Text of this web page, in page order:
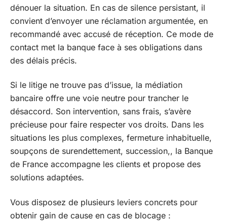
dénouer la situation. En cas de silence persistant, il
convient d’envoyer une réclamation argumentée, en
recommandé avec accusé de réception. Ce mode de
contact met la banque face à ses obligations dans
des délais précis.
Si le litige ne trouve pas d’issue, la médiation
bancaire offre une voie neutre pour trancher le
désaccord. Son intervention, sans frais, s’avère
précieuse pour faire respecter vos droits. Dans les
situations les plus complexes, fermeture inhabituelle,
soupçons de surendettement, succession,, la Banque
de France accompagne les clients et propose des
solutions adaptées.
Vous disposez de plusieurs leviers concrets pour
obtenir gain de cause en cas de blocage :